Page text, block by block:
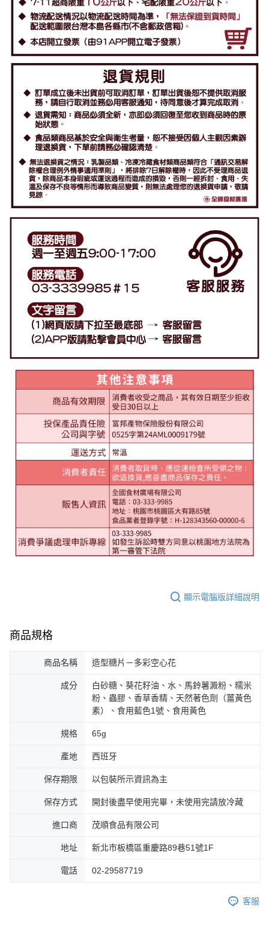
顯示電腦版詳細說明
商品規格
商品名稱 造型糖片－多彩空心花
成分
白砂糖、葵花籽油、水、馬鈴薯澱粉、糯米
粉、蟲膠、香草香精、天然著色劑（薑黃色
素）、食用藍色1號、食用黃色
規格 65g
產地 西班牙
保存期限 以包裝所示資訊為主
保存方式 開封後盡早使用完畢，未使用完請放冷藏
進口商 茂順食品有限公司
地址 新北市板橋區重慶路89巷51號1F
電話 02-29587719
客服